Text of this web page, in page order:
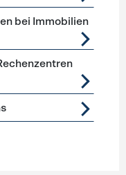
bei Immobilien